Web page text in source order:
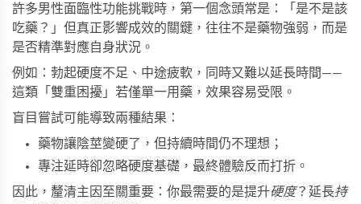
許多男性面臨性功能挑戰時，第一個念頭常是：「是不是該
吃藥？」但真正影響成效的關鍵，往往不是藥物強弱，而是
是否精準對應自身狀況。
例如：勃起硬度不足、中途疲軟，同時又難以延長時間——
這類「雙重困擾」若僅單一用藥，效果容易受限。
盲目嘗試可能導致兩種結果：
藥物讓陰莖變硬了，但持續時間仍不理想；
專注延時卻忽略硬度基礎，最終體驗反而打折。
因此，釐清主因至關重要：你最需要的是提升硬度？延長持